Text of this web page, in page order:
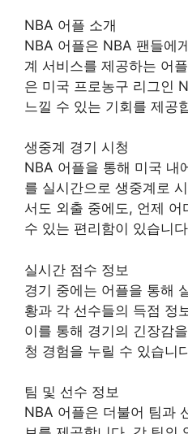
NBA 어플 소개
NBA 어플은 NBA 팬들에
계 서비스를 제공하는 어
은 미국 프로농구 리그인
느낄 수 있는 기회를 제공
생중계 경기 시청
NBA 어플을 통해 미국 내
를 실시간으로 생중계로
서도 외출 중에도, 언제 어
수 있는 편리함이 있습니
실시간 점수 정보
경기 중에는 어플을 통해
황과 각 선수들의 득점 정
이를 통해 경기의 긴장감
청 경험을 누릴 수 있습니
팀 및 선수 정보
NBA 어플은 더불어 팀과